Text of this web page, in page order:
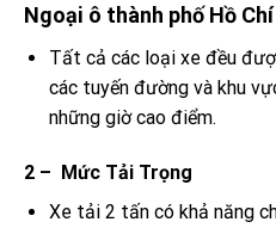
Ngoại ô thành phố Hồ
Tất cả các loại xe đều
các tuyến đường và khu
những giờ cao điểm.
2 – Mức Tải Trọng
Xe tải 2 tấn có khả năng